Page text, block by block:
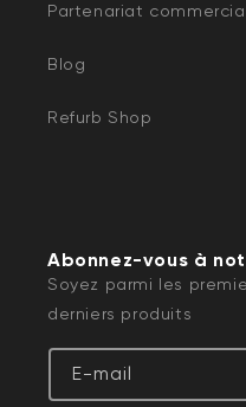
Partenariat
Blog
Refurb Shop
Abonnez-vous à
Soyez parmi les
derniers produits
E-mail